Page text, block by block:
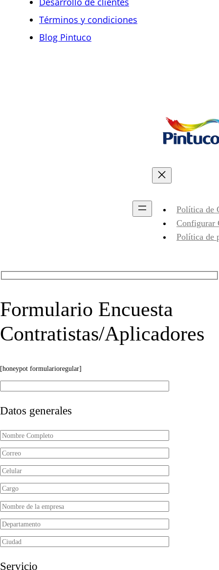
Términos y condiciones
Blog Pintuco
Política de
Configurar
Política de
Formulario Encuesta
Contratistas/Aplicadores
[honeypot formularioregular]
Datos generales
Servicio